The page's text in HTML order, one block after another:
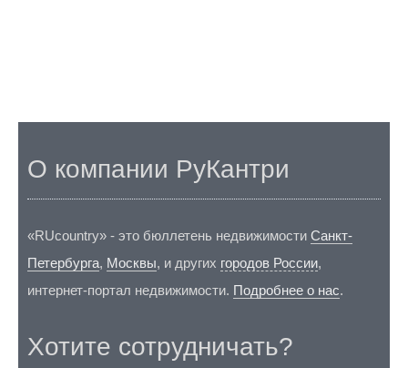
О компании РуКантри
«RUcountry» - это бюллетень недвижимости Санкт-
Петербурга, Москвы, и других городов России,
интернет-портал недвижимости. Подробнее о нас.
Хотите сотрудничать?